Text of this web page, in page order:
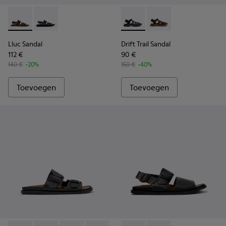
Lluc Sandal - K101092-002 - Bruine leren sandalen voor
Lluc Sandal - K101092-001 - Zwarte leren sandalen
Lluc Sandal
112 €
140 € -20%
Toevoegen
Drift Trail Sandal -
Drift Trail Sandal -
Drift Trail Sandal
90 €
150 € -40%
Toevoegen